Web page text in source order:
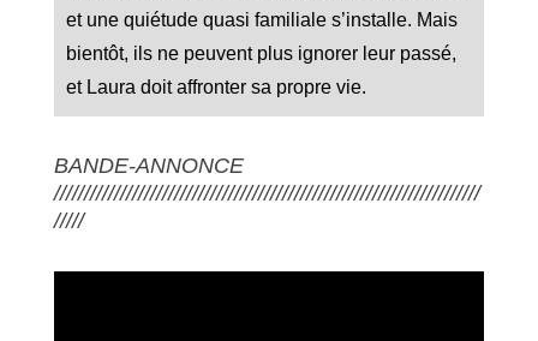
et une quiétude quasi familiale s’installe. Mais
bientôt, ils ne peuvent plus ignorer leur passé,
et Laura doit affronter sa propre vie.
BANDE-ANNONCE
///////////////////////////////////////////////////////////////////////
/////